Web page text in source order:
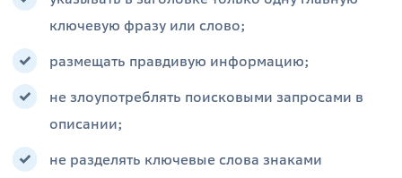
ключевую фразу или слово;
размещать правдивую информацию;
не злоупотреблять поисковыми запросами в
описании;
не разделять ключевые слова знаками